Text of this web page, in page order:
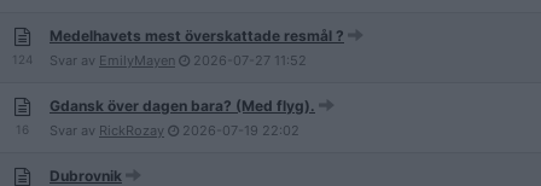
124
Medelhavets mest överskattade resmål ?
Svar av EmilyMayen 2026-07-27 11:52
16
Gdansk över dagen bara? (Med flyg).
Svar av RickRozay 2026-07-19 22:02
Dubrovnik